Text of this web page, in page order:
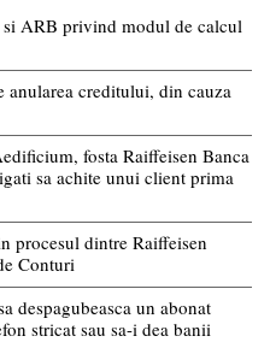
ARB privind modul de calcul
creditului, din cauza
fosta Raiffeisen Banca
sa achite unui client prima
procesul dintre Raiffeisen
Conturi
despagubeasca un abonat
stricat sau sa-i dea banii